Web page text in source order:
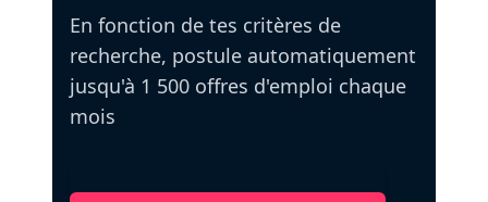
En fonction de tes critères de
recherche, postule automatiquement
jusqu'à 1 500 offres d'emploi chaque
mois